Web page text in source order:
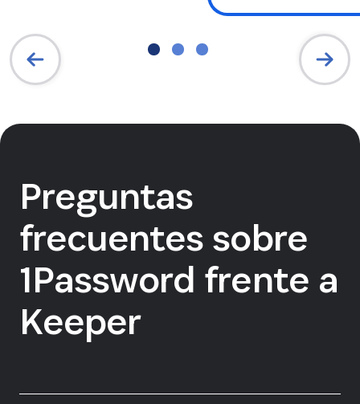
Preguntas
frecuentes sobre
1Password frente a
Keeper